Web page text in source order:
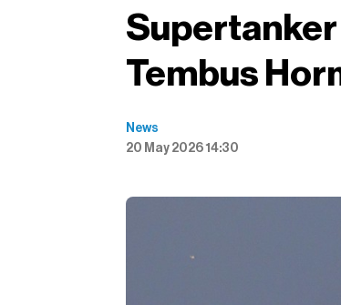
Supertanker
Tembus
News
20 May 2026 14:30